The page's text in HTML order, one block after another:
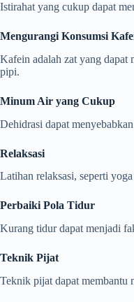
Istirahat yang cukup dapat
Mengurangi Konsumsi
Kafein adalah zat yang dapat
pipi.
Minum Air yang Cukup
Dehidrasi dapat
Relaksasi
Latihan relaksasi, seperti
Perbaiki Pola Tidur
Kurang tidur dapat menjadi
Teknik Pijat
Teknik pijat dapat membantu